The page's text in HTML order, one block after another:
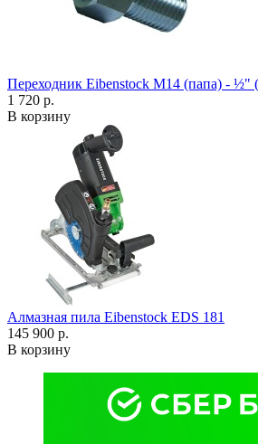
Переходник Eibenstock M14 (папа) - ½"
1 720 р.
В корзину
Алмазная пила Eibenstock EDS 181
145 900 р.
В корзину